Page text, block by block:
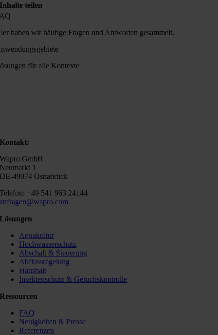
Inhalte teilen
haben wir häufige Fragen und Antworten gesammelt.
für alle Kontexte
Kontakt:
Wapro GmbH
Neumarkt 1
DE-49074 Osnabrück
Telefon: +49 541 963 24144
anfragen@wapro.com
Lösungen
Aquakultur
Hochwasserschutz
Abschalt & Steuerung
Abflussregelung
Haushalt
Insektenschutz & Geruchskontrolle
Ressourcen
FAQ
Neuigkeiten & Presse
Referenzen